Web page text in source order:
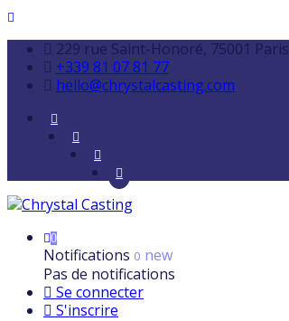
229 rue Saint-Honoré, 75001 Paris
+339 81 07 81 77
hello@chrystalcasting.com
0
Notifications 0 new
Pas de notifications
Se connecter
S'inscrire